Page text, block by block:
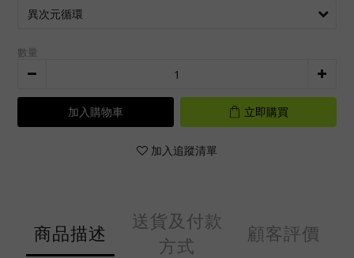
數量
加入購物車 立即購買
加入追蹤清單
商品描述
送貨及付款
方式
顧客評價